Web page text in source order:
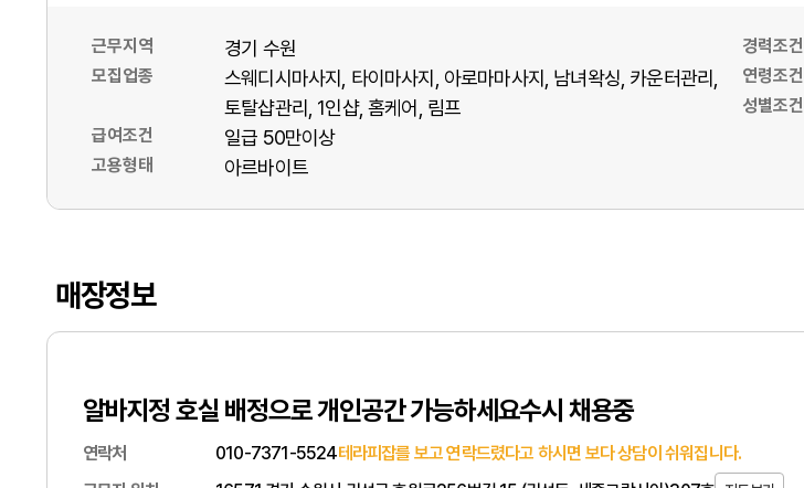
근무지역 경기 수원
모집업종 스웨디시마사지 타이마사지 아로마마사지 남녀왁싱 카운터관리
토탈샵관리
1인샵 홈케어 림프
급여조건 일급 50만이상
고용형태 아르바이트
경력조건
연령조건
성별조건
매장정보
알바지정 호실 배정으로 개인공간 가능하세요수시 채용중
연락처 010-7371-5524테라피잡를 보고 연락드렸다고 하시면 보다 상담이 쉬워집니다.